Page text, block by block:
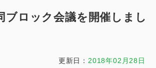
ブロック会議を開催しまし
更新日： 2018年02月28日